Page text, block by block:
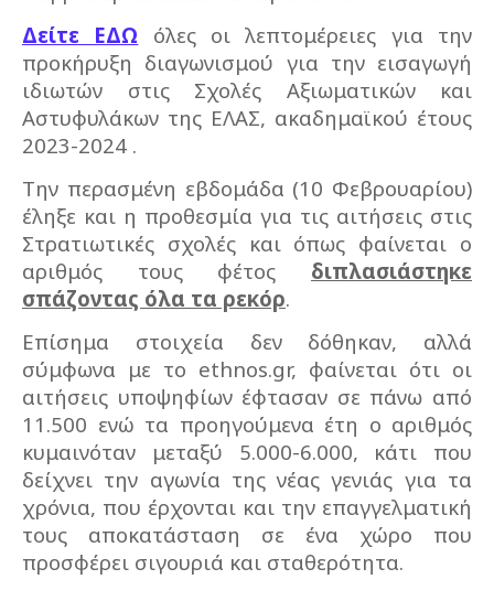
Δείτε ΕΔΩ όλες οι λεπτομέρειες για την
προκήρυξη διαγωνισμού για την εισαγωγή
ιδιωτών στις Σχολές Αξιωματικών και
Αστυφυλάκων της ΕΛΑΣ, ακαδημαϊκού έτους
2023-2024 .
Την περασμένη εβδομάδα (10 Φεβρουαρίου)
έληξε και η προθεσμία για τις αιτήσεις στις
Στρατιωτικές σχολές και όπως φαίνεται ο
αριθμός τους φέτος διπλασιάστηκε
σπάζοντας όλα τα ρεκόρ.
Επίσημα στοιχεία δεν δόθηκαν, αλλά
σύμφωνα με το ethnos.gr, φαίνεται ότι οι
αιτήσεις υποψηφίων έφτασαν σε πάνω από
11.500 ενώ τα προηγούμενα έτη ο αριθμός
κυμαινόταν μεταξύ 5.000-6.000, κάτι που
δείχνει την αγωνία της νέας γενιάς για τα
χρόνια, που έρχονται και την επαγγελματική
τους αποκατάσταση σε ένα χώρο που
προσφέρει σιγουριά και σταθερότητα.